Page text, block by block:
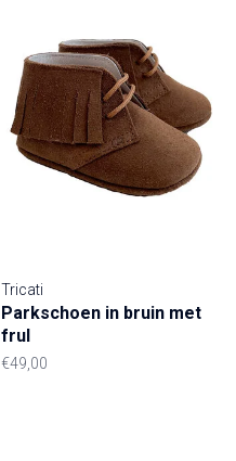
Tricati
Parkschoen in bruin met
frul
€49,00